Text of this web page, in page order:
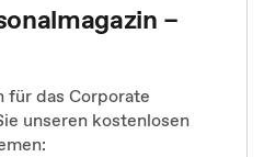
–
für das Corporate
unseren kostenlosen